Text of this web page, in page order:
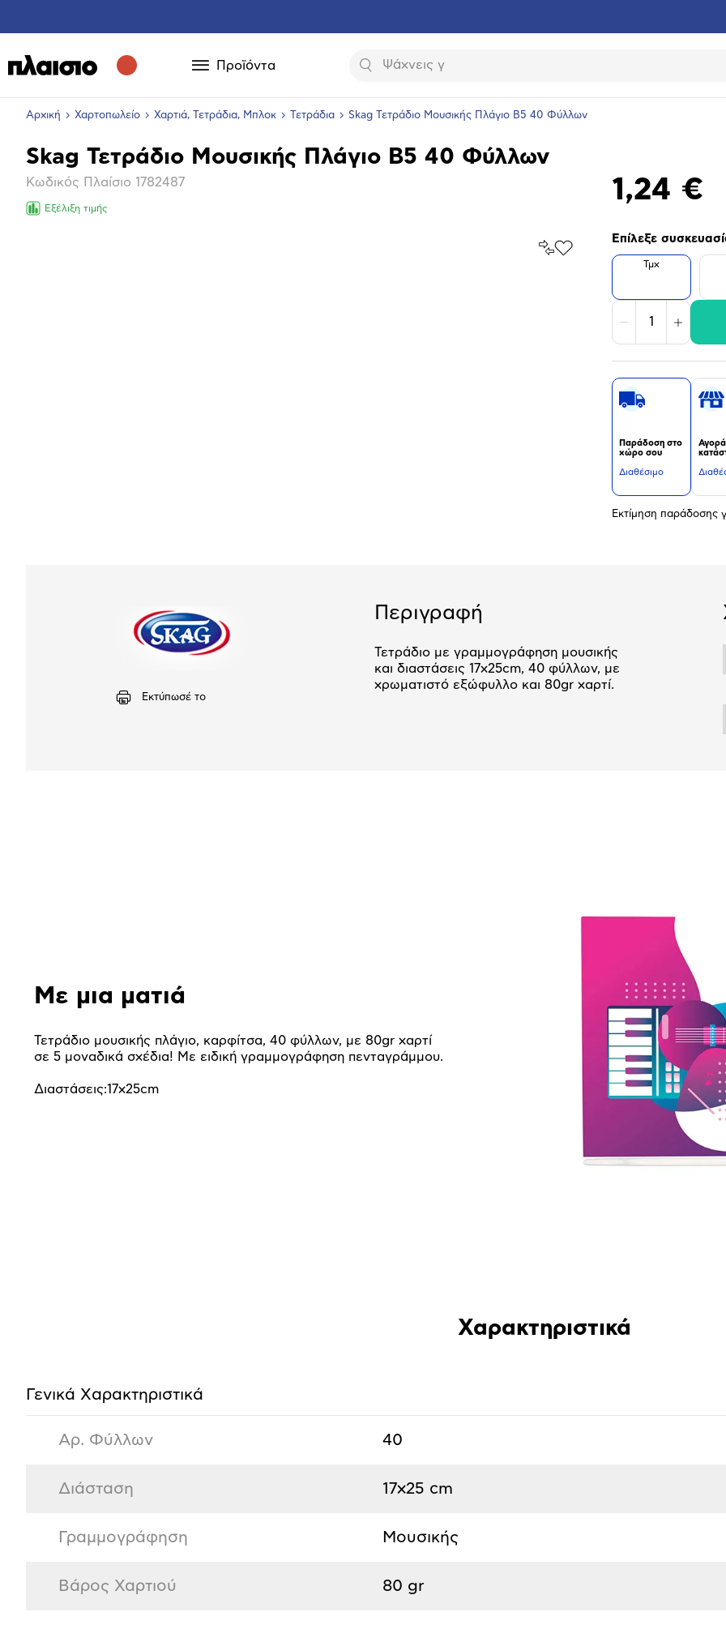
Προϊόντα Αναζήτηση
Αρχική Χαρτοπωλείο Χαρτιά, Τετράδια, Μπλοκ Τετράδια Skag Τετράδιο Μουσικής Πλάγιο Β5 40 Φύλλων
Βασικά
χαρακτηριστικά
Skag Τετράδιο Μουσικής Πλάγιο Β5 40 Φύλλων
Κωδικός Πλαίσιο 1782487
Εξέλιξη τιμής
Σύγκρινέ
Προσθήκη
1,24 €
Επίλεξε
Τμχ
Μείωση Αύξηση
Παράδοση στο
χώρο σου
Διαθέσιμο
Εκτίμηση παράδοσης
Εκτύπωσέ το
Περιγραφή
Τετράδιο με γραμμογράφηση μουσικής
και διαστάσεις 17x25cm, 40 φύλλων, με
χρωματιστό εξώφυλλο και 80gr χαρτί.
Με μια ματιά
Τετράδιo μουσικής πλάγιo, καρφίτσα, 40 φύλλων, με 80gr χαρτί
σε 5 μοναδικά σχέδια! Με ειδική γραμμογράφηση πενταγράμμου.
Διαστάσεις:17x25cm
Χαρακτηριστικά
Γενικά Xαρακτηριστικά
Αρ. Φύλλων 40
Διάσταση 17x25 cm
Γραμμογράφηση Μουσικής
Βάρος Χαρτιού 80 gr